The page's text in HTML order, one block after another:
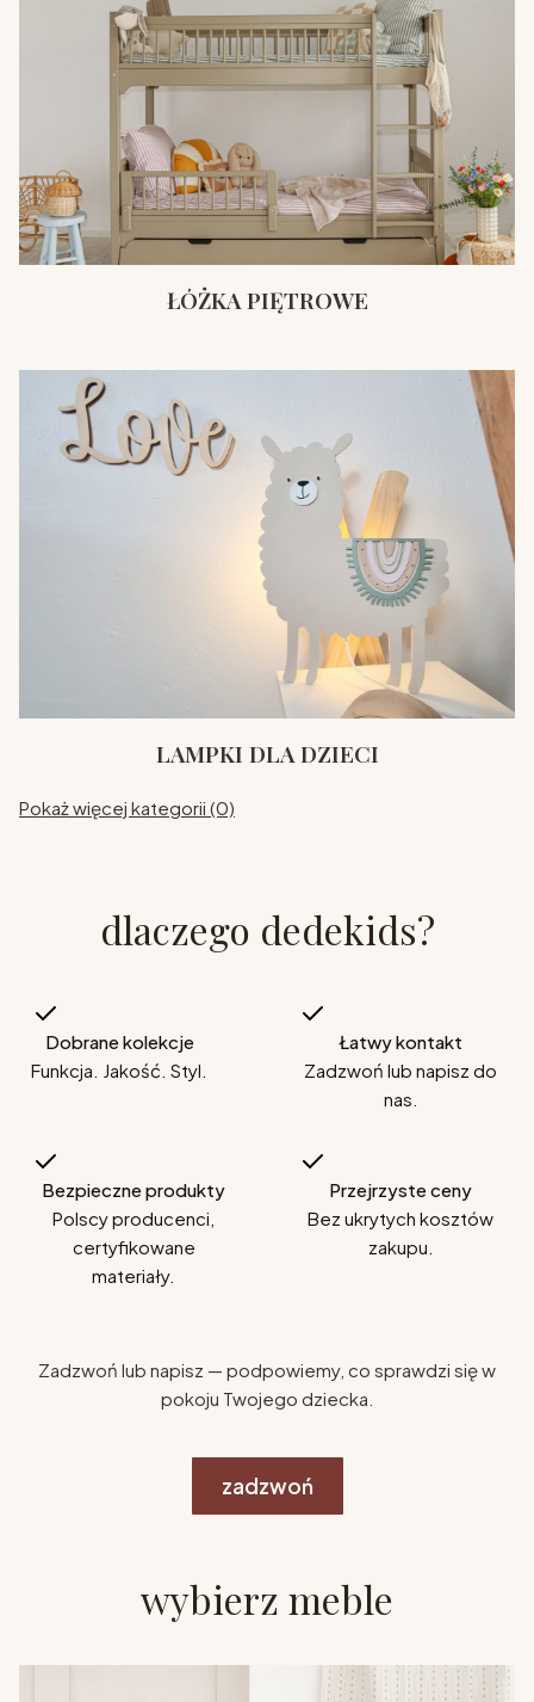
ŁÓŻKA PIĘTROWE
LAMPKI DLA DZIECI
Pokaż więcej kategorii (0)
dlaczego dedekids?
Dobrane kolekcje
Funkcja. Jakość. Styl.
Łatwy kontakt
Zadzwoń lub napisz do
nas.
Bezpieczne produkty
Polscy producenci,
certyfikowane
materiały.
Przejrzyste ceny
Bez ukrytych kosztów
zakupu.
Zadzwoń lub napisz — podpowiemy, co sprawdzi się w
pokoju Twojego dziecka.
zadzwoń
wybierz meble